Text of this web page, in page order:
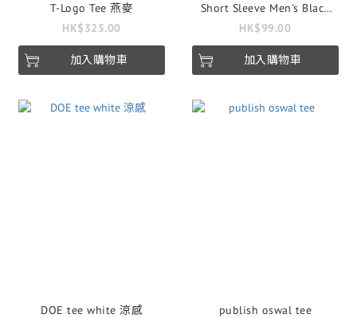
T-Logo Tee 燕麥
HK$325.00
加入購物車
Short Sleeve Men's Black
DH3832-010
HK$99.00
加入購物車
DOE tee white 涼感
publish oswal tee